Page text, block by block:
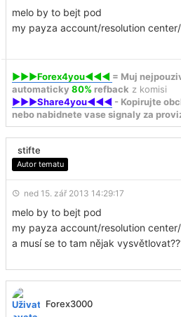
melo by to bejt pod
my payza account/resolution
►►►Forex4you◄◄◄ = Muj
automaticky 80% refback z komisi
►►►Share4you◄◄◄ - Kopirujte
nebo nabidnete vase signaly za
stifte
Autor tematu
ned 15. zář 2013 14:29:17
melo by to bejt pod
my payza account/resolution
a musí se to tam nějak
Forex3000